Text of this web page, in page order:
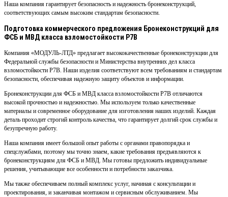
Наша компания гарантирует безопасность и надежность бронеконструкций,
соответствующих самым высоким стандартам безопасности.
Подготовка коммерческого предложения Бронеконструкций для
ФСБ и МВД класса взломостойкости Р7В
Компания «МОДУЛЬ-ЛТД» предлагает высококачественные бронеконструкции для
Федеральной службы безопасности и Министерства внутренних дел класса
взломостойкости Р7В. Наши изделия соответствуют всем требованиям и стандартам
безопасности, обеспечивая надежную защиту объектов и информации.
Бронеконструкции для ФСБ и МВД класса взломостойкости Р7В отличаются
высокой прочностью и надежностью. Мы используем только качественные
материалы и современное оборудование для изготовления наших изделий. Каждая
деталь проходит строгий контроль качества, что гарантирует долгий срок службы и
безупречную работу.
Наша компания имеет большой опыт работы с органами правопорядка и
спецслужбами, поэтому мы точно знаем, какие требования предъявляются к
бронеконструкциям для ФСБ и МВД. Мы готовы предложить индивидуальные
решения, учитывающие все особенности и потребности заказчика.
Мы также обеспечиваем полный комплекс услуг, начиная с консультации и
проектирования, и заканчивая монтажом и сервисным обслуживанием. Мы